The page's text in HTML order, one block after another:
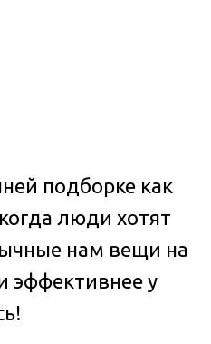
подборке как
люди хотят
нам вещи на
эффективнее у